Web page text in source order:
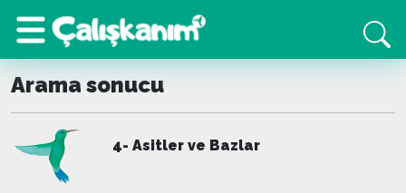
Arama sonucu
4- Asitler ve Bazlar